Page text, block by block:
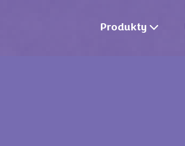
Produkty